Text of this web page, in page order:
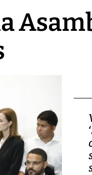
Terremoto
graves